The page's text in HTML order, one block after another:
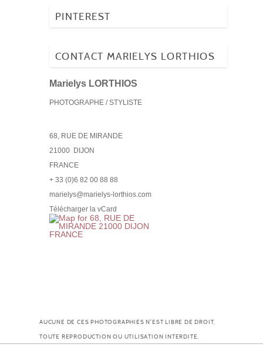
PINTEREST
CONTACT MARIELYS LORTHIOS
Marielys LORTHIOS
PHOTOGRAPHE / STYLISTE
68, RUE DE MIRANDE
21000 DIJON
FRANCE
+ 33 (0)6 82 00 88 88
marielys@marielys-lorthios.com
Télécharger la vCard
AUCUNE DE CES PHOTOGRAPHIES N'EST LIBRE DE DROIT,
TOUTE REPRODUCTION OU UTILISATION INTERDITE.